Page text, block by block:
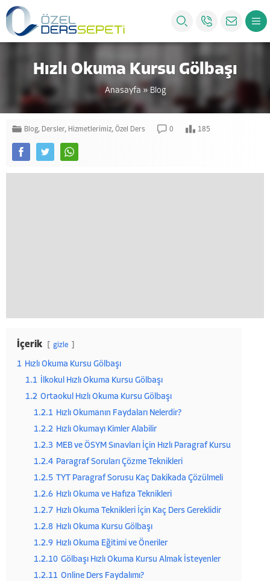
Hızlı Okuma Kursu Gölbaşı
Anasayfa » Blog
Blog, Dersler, Hizmetlerimiz, Özel Ders 0 185
İçerik gizle
1 Hızlı Okuma Kursu Gölbaşı
1.1
İlkokul Hızlı Okuma Kursu Gölbaşı
1.2 Ortaokul Hızlı Okuma Kursu Gölbaşı
1.2.1 Hızlı Okumanın Faydaları Nelerdir?
1.2.2 Hızlı Okumayı Kimler Alabilir
1.2.3 MEB ve ÖSYM Sınavları İçin Hızlı Paragraf Kursu
1.2.4 Paragraf Soruları Çözme Teknikleri
1.2.5 TYT Paragraf Sorusu Kaç Dakikada Çözülmeli
1.2.6 Hızlı Okuma ve Hafıza Teknikleri
1.2.7 Hızlı Okuma Teknikleri İçin Kaç Ders Gereklidir
1.2.8 Hızlı Okuma Kursu Gölbaşı
1.2.9 Hızlı Okuma Eğitimi ve Öneriler
1.2.10 Gölbaşı Hızlı Okuma Kursu Almak İsteyenler
1.2.11 Online Ders Faydalımı?